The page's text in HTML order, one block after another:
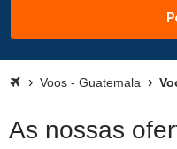
Voos - Guatemala
As nossas